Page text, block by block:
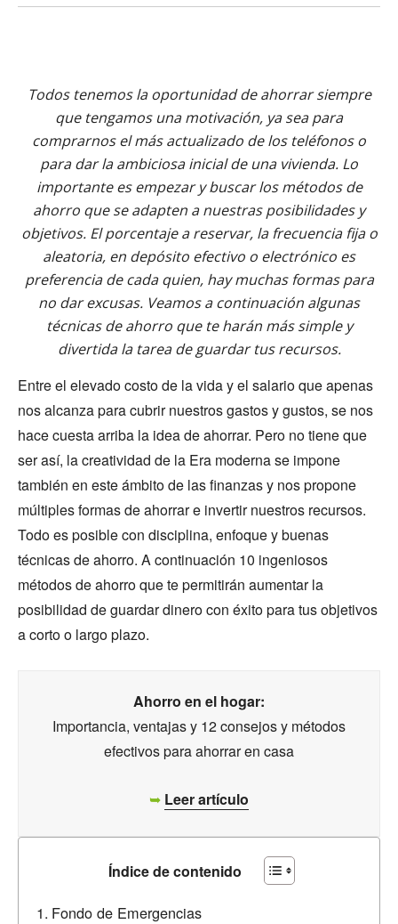
Todos tenemos la oportunidad de ahorrar siempre
que tengamos una motivación, ya sea para
comprarnos el más actualizado de los teléfonos o
para dar la ambiciosa inicial de una vivienda. Lo
importante es empezar y buscar los métodos de
ahorro que se adapten a nuestras posibilidades y
objetivos. El porcentaje a reservar, la frecuencia fija o
aleatoria, en depósito efectivo o electrónico es
preferencia de cada quien, hay muchas formas para
no dar excusas. Veamos a continuación algunas
técnicas de ahorro que te harán más simple y
divertida la tarea de guardar tus recursos.
Entre el elevado costo de la vida y el salario que apenas
nos alcanza para cubrir nuestros gastos y gustos, se nos
hace cuesta arriba la idea de ahorrar. Pero no tiene que
ser así, la creatividad de la Era moderna se impone
también en este ámbito de las finanzas y nos propone
múltiples formas de ahorrar e invertir nuestros recursos.
Todo es posible con disciplina, enfoque y buenas
técnicas de ahorro. A continuación 10 ingeniosos
métodos de ahorro que te permitirán aumentar la
posibilidad de guardar dinero con éxito para tus objetivos
a corto o largo plazo.
Ahorro en el hogar:
Importancia, ventajas y 12 consejos y métodos
efectivos para ahorrar en casa
➥ Leer artículo
Índice de contenido
Fondo de Emergencias